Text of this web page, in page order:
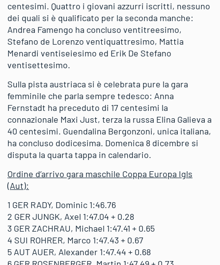
centesimi. Quattro i giovani azzurri iscritti, nessuno
dei quali si è qualificato per la seconda manche:
Andrea Famengo ha concluso ventitreesimo,
Stefano de Lorenzo ventiquattresimo, Mattia
Menardi ventiseiesimo ed Erik De Stefano
ventisettesimo.
Sulla pista austriaca si è celebrata pure la gara
femminile che parla sempre tedesco: Anna
Fernstadt ha preceduto di 17 centesimi la
connazionale Maxi Just, terza la russa Elina Galieva a
40 centesimi. Guendalina Bergonzoni, unica italiana,
ha concluso dodicesima. Domenica 8 dicembre si
disputa la quarta tappa in calendario.
Ordine d’arrivo gara maschile Coppa Europa Igls
(Aut):
1 GER RADY, Dominic 1:46.76
2 GER JUNGK, Axel 1:47.04 + 0.28
3 GER ZACHRAU, Michael 1:47.41 + 0.65
4 SUI ROHRER, Marco 1:47.43 + 0.67
5 AUT AUER, Alexander 1:47.44 + 0.68